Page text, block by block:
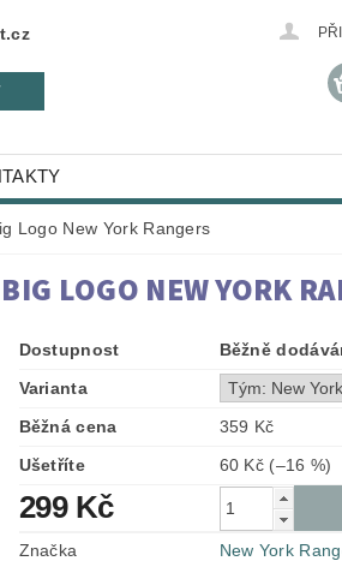
Logo New York Rangers
LOGO NEW YORK
Dostupnost
Běžně
Varianta
Běžná cena
359 Kč
Ušetříte
60 Kč (–16 %)
299 Kč
Značka
New York